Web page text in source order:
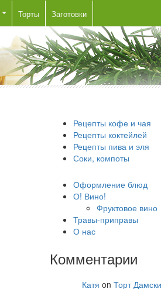
Торты Заготовки
Рецепты кофе и чая
Рецепты коктейлей
Рецепты пива и эля
Соки, компоты
Оформление блюд
О! Вино!
Фруктовое вино
Травы-приправы
О нас
Комментарии
Катя on Торт